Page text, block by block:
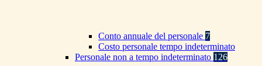
Conto annuale del personale 7
Costo personale tempo indeterminato
Personale non a tempo indeterminato 126